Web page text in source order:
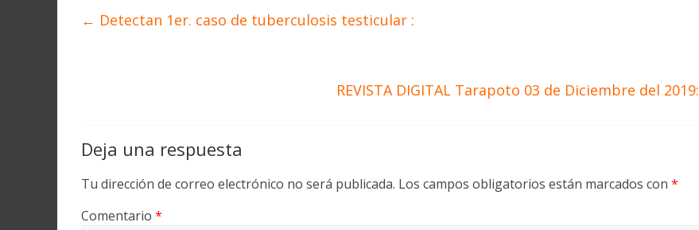
← Detectan 1er. caso de tuberculosis testicular :
REVISTA DIGITAL Tarapoto 03 de Diciembre del 2019:
Deja una respuesta
Tu dirección de correo electrónico no será publicada. Los campos obligatorios están marcados con *
Comentario *